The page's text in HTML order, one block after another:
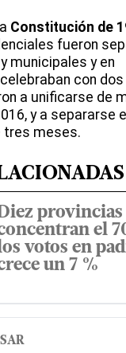
Constitución de
fueron
municipales y en
con dos
a unificarse de
y a separarse
tres meses.
provincias
el
votos en
un 7 %